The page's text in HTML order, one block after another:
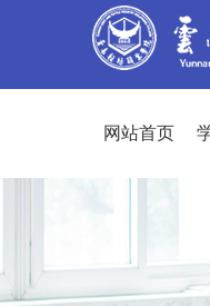
网站首页